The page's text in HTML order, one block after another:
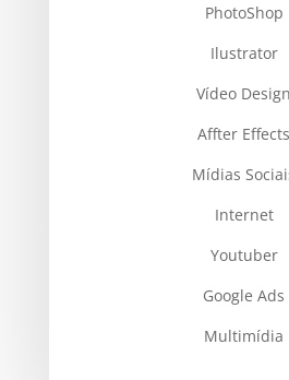
PhotoShop
Ilustrator
Vídeo Design
Affter Effects
Mídias
Internet
Youtuber
Google Ads
Multimídia